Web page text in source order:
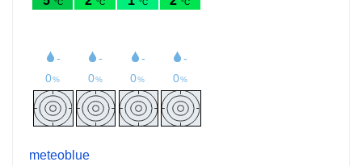
meteoblue